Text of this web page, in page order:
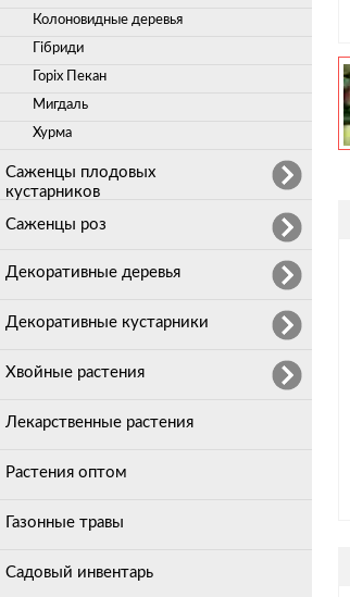
Колоновидные деревья
Гібриди
Горіх Пекан
Мигдаль
Хурма
Саженцы плодовых
кустарников
Саженцы роз
Декоративные деревья
Декоративные кустарники
Хвойные растения
Лекарственные растения
Растения оптом
Газонные травы
Садовый инвентарь